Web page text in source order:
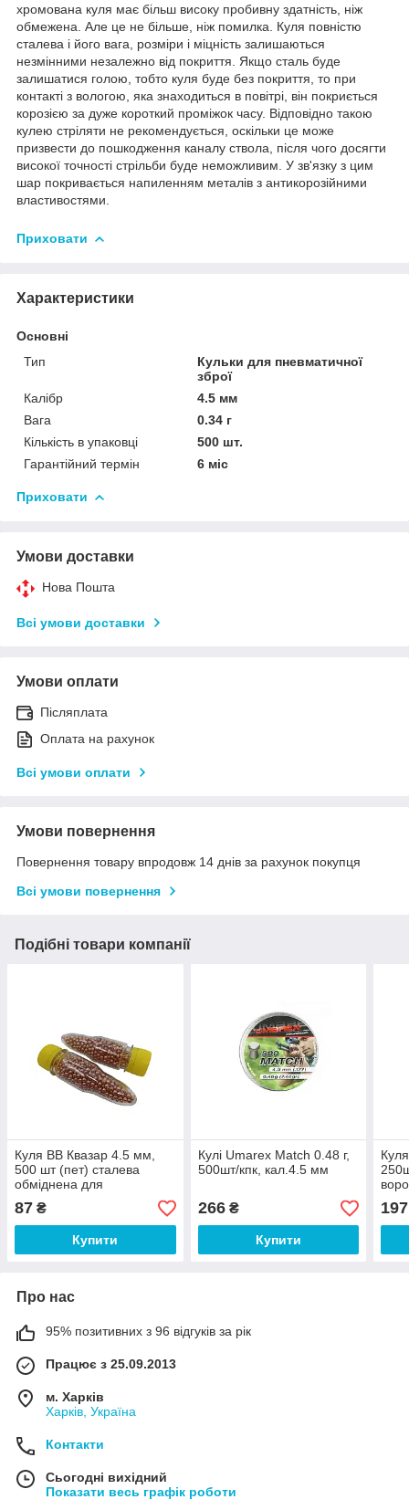
хромована куля має більш високу пробивну здатність, ніж
обмежена. Але це не більше, ніж помилка. Куля повністю
сталева і його вага, розміри і міцність залишаються
незмінними незалежно від покриття. Якщо сталь буде
залишатися голою, тобто куля буде без покриття, то при
контакті з вологою, яка знаходиться в повітрі, він покриється
корозією за дуже короткий проміжок часу. Відповідно такою
кулею стріляти не рекомендується, оскільки це може
призвести до пошкодження каналу ствола, після чого досягти
високої точності стрільби буде неможливим. У зв'язку з цим
шар покривається напиленням металів з антикорозійними
властивостями.
Приховати
Характеристики
Основні
Тип
Кульки для пневматичної
зброї
Калібр
4.5 мм
Вага
0.34 г
Кількість в упаковці
500 шт.
Гарантійний термін
6 міс
Приховати
Умови доставки
Нова Пошта
Всі умови доставки
Умови оплати
Післяплата
Оплата на рахунок
Всі умови оплати
Умови повернення
Повернення товару впродовж 14 днів за рахунок покупця
Всі умови повернення
Подібні товари компанії
Куля BB Квазар 4.5 мм,
500 шт (пет) сталева
обміднена для
пневматичної зброї
87 ₴
Купити
Кулі Umarex Match 0.48 г,
500шт/кпк, кал.4.5 мм
266₴
Купити
197
Про нас
95% позитивних з 96 відгуків за рік
Працює з 25.09.2013
м. Харків
Харків, Україна
Контакти
Сьогодні вихідний
Показати весь графік роботи